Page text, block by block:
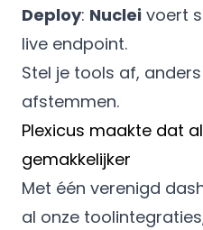
Deploy: Nuclei voert
live endpoint.
Stel je tools af,
afstemmen.
Plexicus maakte dat
gemakkelijker
Met één verenigd
al onze